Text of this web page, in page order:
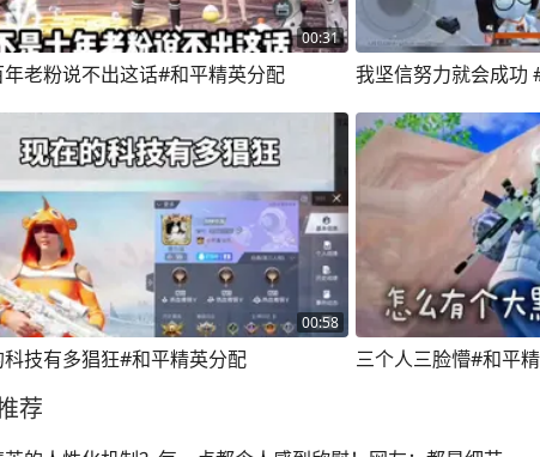
00:31
年老粉说不出这话#和平精英分配 我坚信努力就会成功
00:58
技有多猖狂#和平精英分配 三个人三脸懵#和平
荐